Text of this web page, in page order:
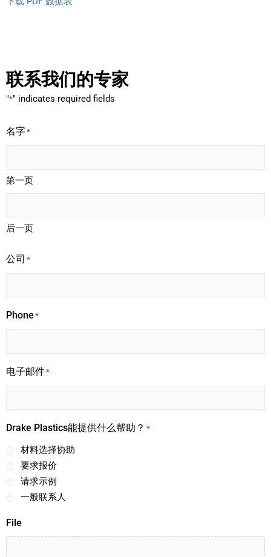
联系我们的专家
"*" indicates required fields
名字*
第一页
后一页
公司 *
Phone *
电子邮件*
Drake Plastics能提供什么帮助？ *
材料选择协助
要求报价
请求示例
一般联系人
File